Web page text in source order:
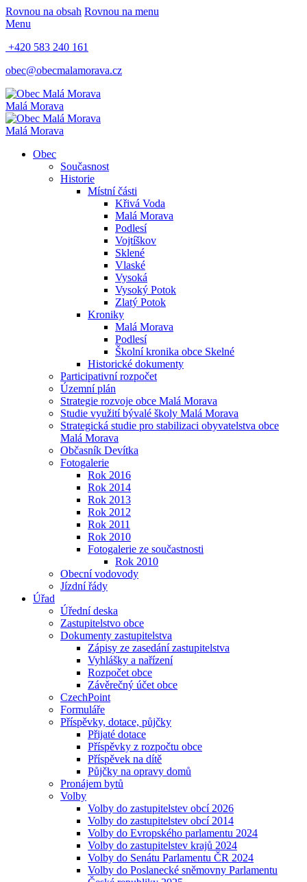
Rovnou na obsah Rovnou na menu
Menu
+420 583 240 161
obec@obecmalamorava.cz
Malá Morava
Malá Morava
Obec
Současnost
Historie
Místní části
Křivá Voda
Malá Morava
Podlesí
Vojtíškov
Sklené
Vlaské
Vysoká
Vysoký Potok
Zlatý Potok
Kroniky
Malá Morava
Podlesí
Školní kronika obce Skelné
Historické dokumenty
Participativní rozpočet
Územní plán
Strategie rozvoje obce Malá Morava
Studie využití bývalé školy Malá Morava
Strategická studie pro stabilizaci obyvatelstva obce
Malá Morava
Občasník Devítka
Fotogalerie
Rok 2016
Rok 2014
Rok 2013
Rok 2012
Rok 2011
Rok 2010
Fotogalerie ze součastnosti
Rok 2010
Obecní vodovody
Jízdní řády
Úřad
Úřední deska
Zastupitelstvo obce
Dokumenty zastupitelstva
Zápisy ze zasedání zastupitelstva
Vyhlášky a nařízení
Rozpočet obce
Závěrečný účet obce
CzechPoint
Formuláře
Příspěvky, dotace, půjčky
Přijaté dotace
Příspěvky z rozpočtu obce
Příspěvek na dítě
Půjčky na opravy domů
Pronájem bytů
Volby
Volby do zastupitelstev obcí 2026
Volby do zastupitelstev obcí 2014
Volby do Evropského parlamentu 2024
Volby do zastupitelstev krajů 2024
Volby do Senátu Parlamentu ČR 2024
Volby do Poslanecké sněmovny Parlamentu